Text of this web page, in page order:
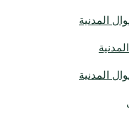
المدنية
المدنية